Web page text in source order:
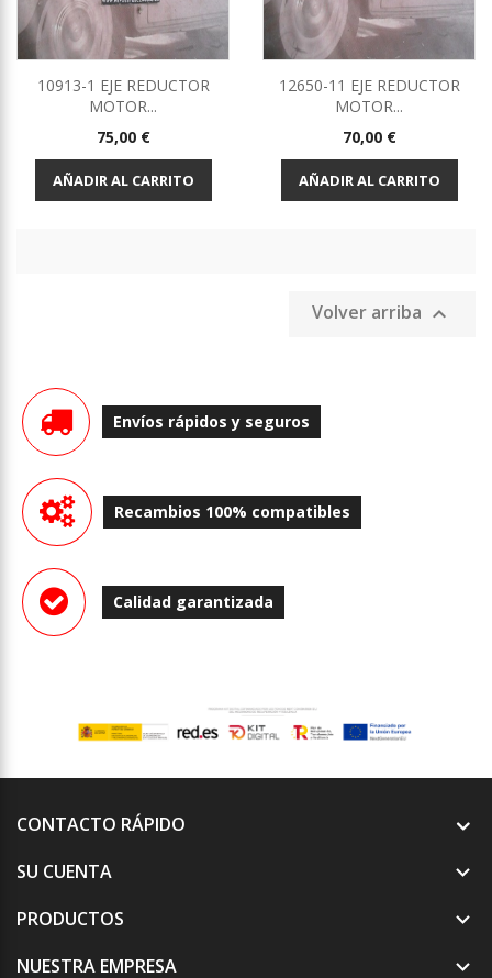
10913-1 EJE REDUCTOR
MOTOR...
Precio
75,00 €
AÑADIR AL CARRITO
12650-11 EJE REDUCTOR
MOTOR...
Precio
70,00 €
AÑADIR AL CARRITO
Volver arriba 
Envíos rápidos y seguros
Recambios 100% compatibles
Calidad garantizada
CONTACTO RÁPIDO
SU CUENTA

PRODUCTOS 
NUESTRA EMPRESA 